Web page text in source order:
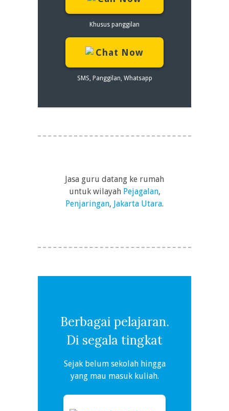
Khusus panggilan
Chat Now
SMS, Panggilan, Whatsapp
Jasa guru datang ke rumah
untuk wilayah Pejagalan,
Penjaringan, Jakarta Utara.
Berbagai pelajaran.
Di segala tingkat
Sejak belum sekolah hingga
yang mau masuk kuliah.